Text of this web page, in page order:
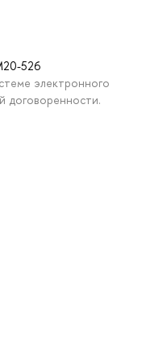
526
электронного
договоренности.